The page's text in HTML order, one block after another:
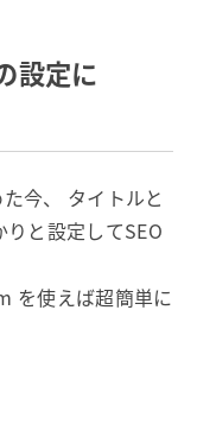
設定に
今、 タイトルと
と設定してSEO
を使えば超簡単に